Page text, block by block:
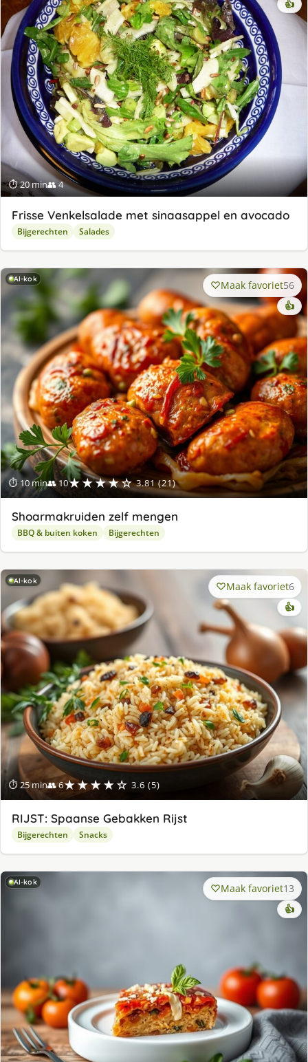
⏱ 20 min👥 4
👍
Frisse Venkelsalade met sinaasappel en avocado
Bijgerechten Salades
AI-kok
⏱ 10 min👥 10★★★★☆ 3.81 (21)
Maak favoriet56
👍
Shoarmakruiden zelf mengen
BBQ & buiten koken Bijgerechten
AI-kok
⏱ 25 min👥 6★★★★☆ 3.6 (5)
Maak favoriet6
👍
RIJST: Spaanse Gebakken Rijst
Bijgerechten Snacks
AI-kok Maak favoriet13
👍